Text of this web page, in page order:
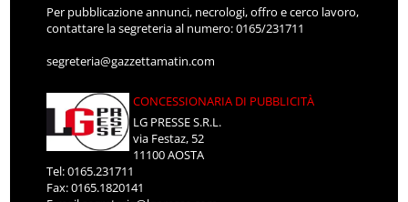
Per pubblicazione annunci, necrologi, offro e cerco lavoro,
contattare la segreteria al numero: 0165/231711
segreteria@gazzettamatin.com
CONCESSIONARIA DI PUBBLICITÀ
LG PRESSE S.R.L.
via Festaz, 52
11100 AOSTA
Tel: 0165.231711
Fax: 0165.1820141